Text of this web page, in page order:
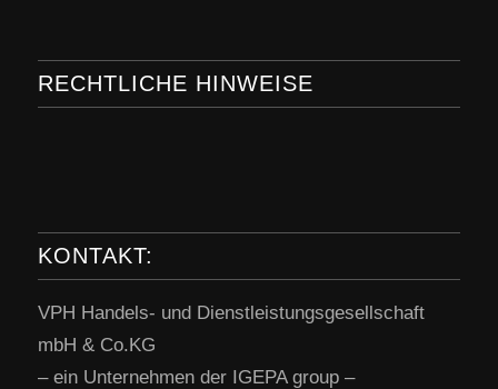
RECHTLICHE HINWEISE
KONTAKT:
VPH Handels- und Dienstleistungsgesellschaft
mbH & Co.KG
– ein Unternehmen der IGEPA group –